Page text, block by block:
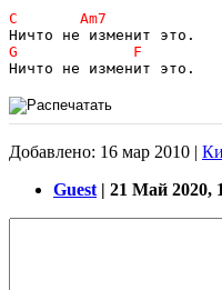
Добавлено: 16 мар 2010 |
Guest | 21 Май 2020,